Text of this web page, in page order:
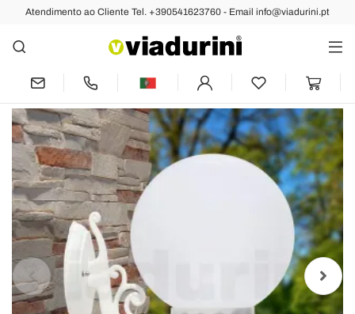
Atendimento ao Cliente Tel. +390541623760 - Email info@viadurini.pt
Anterior Próximo
Aplique de Jardim em Alumínio Branco
com Esfera Opala - Trovabianco